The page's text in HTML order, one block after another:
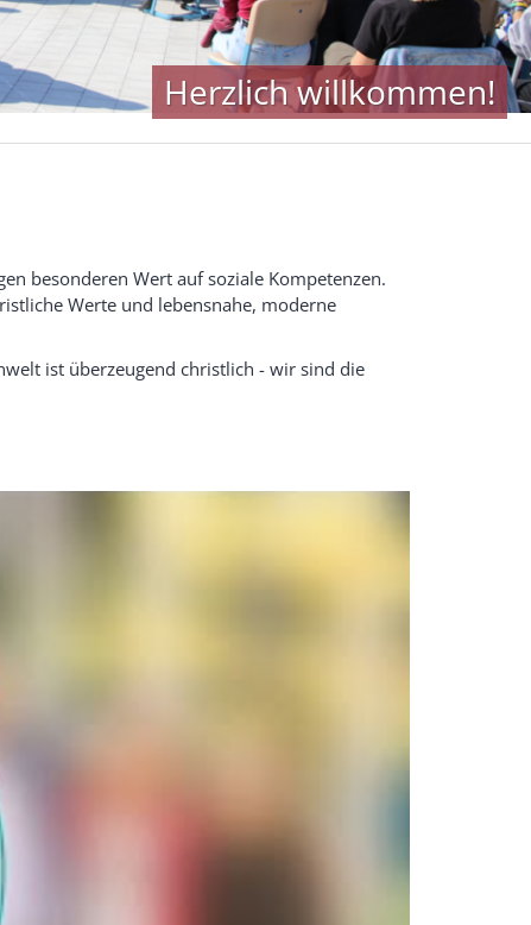
besonderen Wert auf soziale Kompetenzen.
Werte und lebensnahe, moderne
ist überzeugend christlich - wir sind die